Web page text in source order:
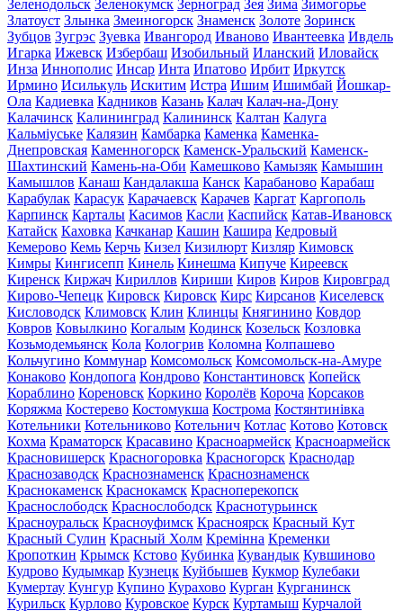
Зеленодольск Зеленокумск Зерноград Зея Зима Зимогорье
Златоуст Злынка Змеиногорск Знаменск Золоте Зоринск
Зубцов Зугрэс Зуевка Ивангород Иваново Ивантеевка Ивдель
Игарка Ижевск Избербаш Изобильный Иланский Иловайск
Инза Иннополис Инсар Инта Ипатово Ирбит Иркутск
Ирмино Исилькуль Искитим Истра Ишим Ишимбай Йошкар-
Ола Кадиевка Кадников Казань Калач Калач-на-Дону
Калачинск Калининград Калининск Калтан Калуга
Кальміуське Калязин Камбарка Каменка Каменка-
Днепровская Каменногорск Каменск-Уральский Каменск-
Шахтинский Камень-на-Оби Камешково Камызяк Камышин
Камышлов Канаш Кандалакша Канск Карабаново Карабаш
Карабулак Карасук Карачаевск Карачев Каргат Каргополь
Карпинск Карталы Касимов Касли Каспийск Катав-Ивановск
Катайск Каховка Качканар Кашин Кашира Кедровый
Кемерово Кемь Керчь Кизел Кизилюрт Кизляр Кимовск
Кимры Кингисепп Кинель Кинешма Кипуче Киреевск
Киренск Киржач Кириллов Кириши Киров Киров Кировград
Кирово-Чепецк Кировск Кировск Кирс Кирсанов Киселевск
Кисловодск Климовск Клин Клинцы Княгинино Ковдор
Ковров Ковылкино Когалым Кодинск Козельск Козловка
Козьмодемьянск Кола Кологрив Коломна Колпашево
Кольчугино Коммунар Комсомольск Комсомольск-на-Амуре
Конаково Кондопога Кондрово Константиновск Копейск
Кораблино Кореновск Коркино Королёв Короча Корсаков
Коряжма Костерево Костомукша Кострома Костянтинівка
Котельники Котельниково Котельнич Котлас Котово Котовск
Кохма Краматорск Красавино Красноармейск Красноармейск
Красновишерск Красногоровка Красногорск Краснодар
Краснозаводск Краснознаменск Краснознаменск
Краснокаменск Краснокамск Красноперекопск
Краснослободск Краснослободск Краснотурьинск
Красноуральск Красноуфимск Красноярск Красный Кут
Красный Сулин Красный Холм Кремінна Кременки
Кропоткин Крымск Кстово Кубинка Кувандык Кувшиново
Кудрово Кудымкар Кузнецк Куйбышев Кукмор Кулебаки
Кумертау Кунгур Купино Курахово Курган Курганинск
Курильск Курлово Куровское Курск Куртамыш Курчалой